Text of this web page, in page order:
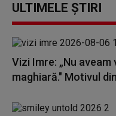
ULTIMELE ȘTIRI
Vizi Imre: „Nu
maghiară." Motivul